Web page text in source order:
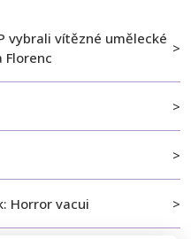
vybrali vítězné umělecké
Horror vacui